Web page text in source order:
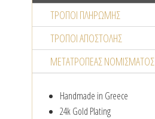
ΤΡΌΠΟΙ ΠΛΗΡΩΜΉΣ
ΤΡΌΠΟΙ ΑΠΟΣΤΟΛΉΣ
ΜΕΤΑΤΡΟΠΈΑΣ NΟΜΊΣΜΑΤΟΣ
Handmade in Greece
24k Gold Plating